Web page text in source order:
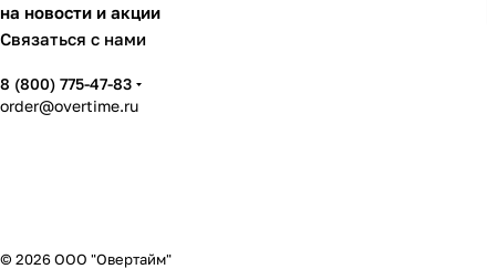
на новости и акции
Связаться с нами
8 (800) 775-47-83
order@overtime.ru
© 2026 ООО "Овертайм"